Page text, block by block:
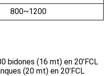
800~1200
bidones (16 mt) en 20’FCL
(20 mt) en 20’FCL